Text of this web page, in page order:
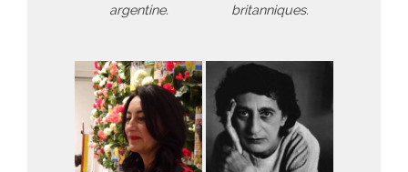
argentine.
britanniques.